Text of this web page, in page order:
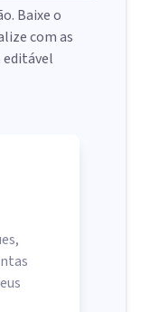
Baixe o
com as
editável